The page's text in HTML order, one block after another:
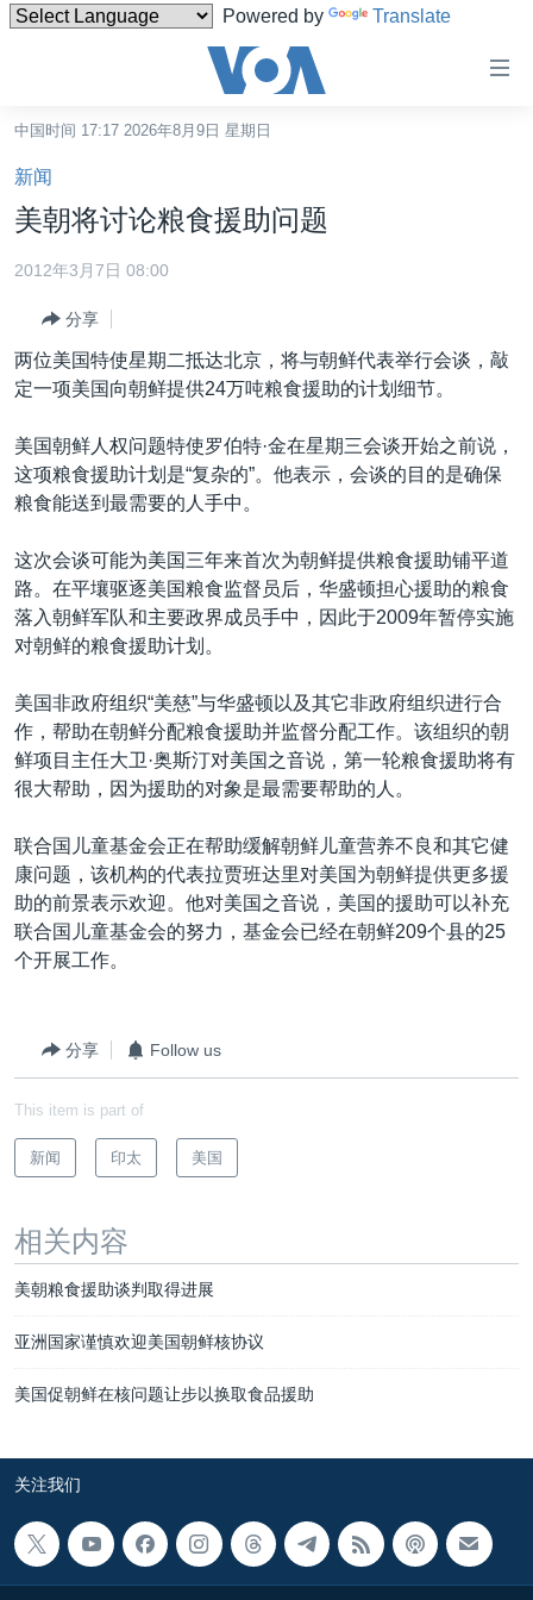
Powered by Translate
碍
链
接
跳
转
容
跳
到
导
转
到
检
港澳
国际
印太
中东
非洲
美洲
经济·金融·贸易
人权·法律·宗教
军事
劳工
美中关系
热点专题
国会报道
美中关系
埃博拉疫情
美国之音专访
重要讲话与声明
台海两岸关系
南中国海争端
关注西藏
关注新疆
VOA今日焦点
中文广播
关注我们
其他语言网站
中国时间 17:17 2026年8月9日 星期日
新闻
美朝将讨论粮食援助问题
2012年3月7日 08:00
分享
两位美国特使星期二抵达北京，将与朝鲜代表举行会谈，敲
定一项美国向朝鲜提供24万吨粮食援助的计划细节。
美国朝鲜人权问题特使罗伯特·金在星期三会谈开始之前说，
这项粮食援助计划是“复杂的”。他表示，会谈的目的是确保
粮食能送到最需要的人手中。
这次会谈可能为美国三年来首次为朝鲜提供粮食援助铺平道
路。在平壤驱逐美国粮食监督员后，华盛顿担心援助的粮食
落入朝鲜军队和主要政界成员手中，因此于2009年暂停实施
对朝鲜的粮食援助计划。
美国非政府组织“美慈”与华盛顿以及其它非政府组织进行合
作，帮助在朝鲜分配粮食援助并监督分配工作。该组织的朝
鲜项目主任大卫·奥斯汀对美国之音说，第一轮粮食援助将有
很大帮助，因为援助的对象是最需要帮助的人。
联合国儿童基金会正在帮助缓解朝鲜儿童营养不良和其它健
康问题，该机构的代表拉贾班达里对美国为朝鲜提供更多援
助的前景表示欢迎。他对美国之音说，美国的援助可以补充
联合国儿童基金会的努力，基金会已经在朝鲜209个县的25
个开展工作。
分享 Follow us
This item is part of
新闻 印太 美国
相关内容
美朝粮食援助谈判取得进展
亚洲国家谨慎欢迎美国朝鲜核协议
美国促朝鲜在核问题让步以换取食品援助
关注我们